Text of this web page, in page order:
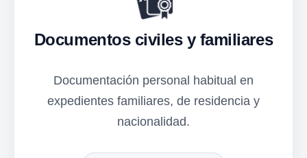
Documentos civiles y familiares
Documentación personal habitual en
expedientes familiares, de residencia y
nacionalidad.